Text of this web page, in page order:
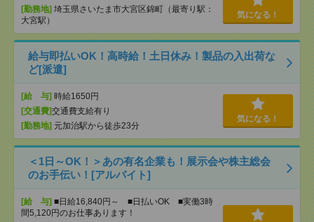
[勤務地] 埼玉県さいたま市大宮区錦町（最寄り駅：
大宮駅）
気になる！
給与即払いOK！高時給！土日休み！製品の入出荷な
ど[派遣]
[給 与] 時給1650円
[交通費]交通費支給有り
[勤務地] 元加治駅から徒歩23分
気になる！
＜1日～OK！＞あの有名企業も！展示会や株主総会
のお手伝い！[アルバイト]
[給 与] ■日給16,840円～ ■日払いOK ■実働3時
間5,120円のお仕事あります！